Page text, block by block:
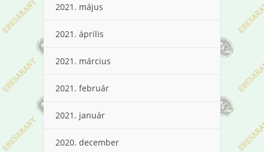
2021. május
2021. április
2021. március
2021. február
2021. január
2020. december